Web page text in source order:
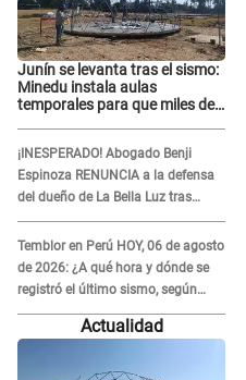
Junín se levanta tras el sismo:
Minedu instala aulas
temporales para que miles de
¡INESPERADO! Abogado Benji
Espinoza RENUNCIA a la defensa
del dueño de La Bella Luz tras
difusión de POLÉMICO audio:
"Nada que defender"
Temblor en Perú HOY, 06 de agosto
de 2026: ¿A qué hora y dónde se
registró el último sismo, según
IGP?
Actualidad